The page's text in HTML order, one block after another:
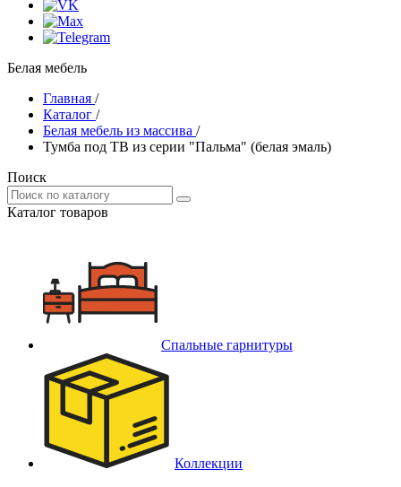
Белая мебель
Главная /
Каталог /
Белая мебель из массива /
Тумба под ТВ из серии "Пальма" (белая эмаль)
Поиск
Каталог товаров
Спальные гарнитуры
Коллекции